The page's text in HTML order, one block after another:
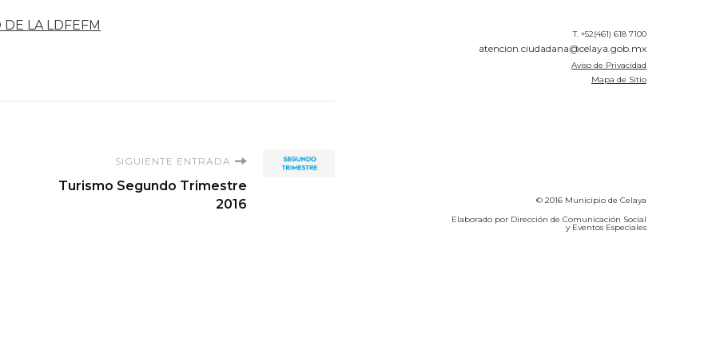
LA LDFEFM
SIGUIENTE ENTRADA
Turismo Segundo Trimestre
2016
T. +52(461) 618 7100
atencion.ciudadana@celaya.gob.mx
Aviso de Privacidad
Mapa de Sitio
© 2016 Municipio de Celaya
Elaborado por Dirección de Comunicación Social
y Eventos Especiales